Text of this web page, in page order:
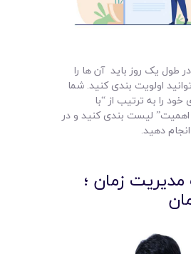
طول یک روز باید آن ها را
اولویت بندی کنید. شما
را به ترتیب از “با
لیست بندی کنید و در
دهید.
زمان ؛